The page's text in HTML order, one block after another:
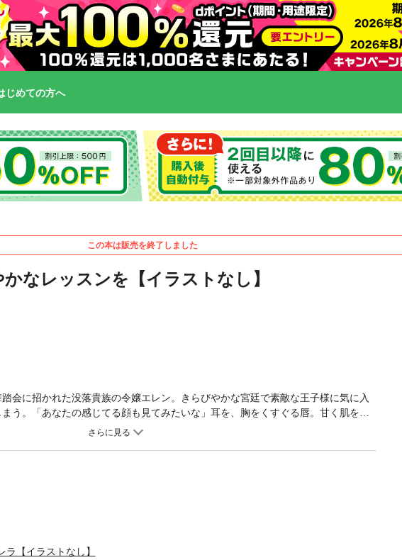
じめての方へ
この本は販売を終了しました
なレッスンを【イラストなし】
会に招かれた没落貴族の令嬢エレン。きらびやかな宮廷で素敵な王子様に気に入
う。「あなたの感じてる顔も見てみたいな」耳を、胸をくすぐる唇。甘く肌を吸
を招いてくれたのは彼なの？ 秘め事に蕩けつつ、気になるのは王子の本心。不安
【イラストなし】